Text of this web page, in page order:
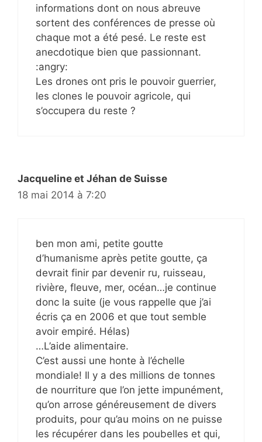
informations dont on nous abreuve
sortent des conférences de presse où
chaque mot a été pesé. Le reste est
anecdotique bien que passionnant.
:angry:
Les drones ont pris le pouvoir guerrier,
les clones le pouvoir agricole, qui
s’occupera du reste ?
Jacqueline et Jéhan de Suisse
18 mai 2014 à 7:20
ben mon ami, petite goutte
d’humanisme après petite goutte, ça
devrait finir par devenir ru, ruisseau,
rivière, fleuve, mer, océan…je continue
donc la suite (je vous rappelle que j’ai
écris ça en 2006 et que tout semble
avoir empiré. Hélas)
…L’aide alimentaire.
C’est aussi une honte à l’échelle
mondiale! Il y a des millions de tonnes
de nourriture que l’on jette impunément,
qu’on arrose généreusement de divers
produits, pour qu’au moins on ne puisse
les récupérer dans les poubelles et qui,